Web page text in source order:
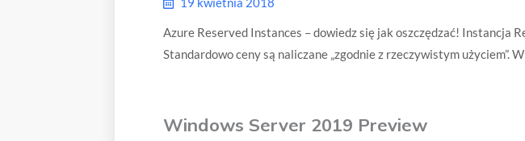
Azure Reserved Instances – dowiedz się jak oszczędzać! Instancja
Standardowo ceny są naliczane „zgodnie z rzeczywistym użyciem”.
Windows Server 2019 Preview